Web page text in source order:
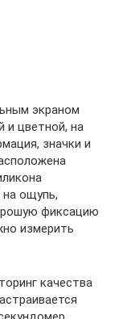
экраном
и цветной, на
значки и
ощупь,
фиксацию
измерить
качества